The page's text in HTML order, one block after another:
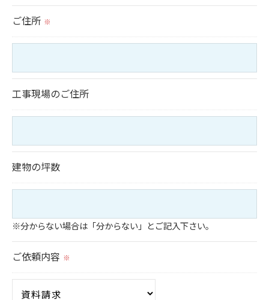
＜個人情報の開示･訂正・削除･利用停止の手続につ
いて＞
当社では、お客様の個人情報の開示･訂正･削除・利
ご本人である事を確認のうえ、対応させて頂きま
す。
個人情報の開示･訂正･削除・利用停止の具体的手続
ご住所 ※
工事現場のご住所
建物の坪数
※分からない場合は「分からない」とご記入下さい。
ご依頼内容 ※